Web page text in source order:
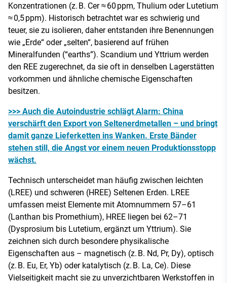
Konzentrationen (z. B. Cer ≈ 60 ppm, Thulium oder Lutetium
≈ 0,5 ppm). Historisch betrachtet war es schwierig und
teuer, sie zu isolieren, daher entstanden ihre Benennungen
wie „Erde“ oder „selten“, basierend auf frühen
Mineralfunden (“earths”). Scandium und Yttrium werden
den REE zugerechnet, da sie oft in denselben Lagerstätten
vorkommen und ähnliche chemische Eigenschaften
besitzen.
>>> Auch die Autoindustrie schlägt Alarm: China
verschärft den Export von Seltenerdmetallen – und bringt
damit ganze Lieferketten ins Wanken. Erste Bänder
stehen still, die Angst vor einem neuen Produktionsstopp
wächst.
Technisch unterscheidet man häufig zwischen leichten
(LREE) und schweren (HREE) Seltenen Erden. LREE
umfassen meist Elemente mit Atomnummern 57–61
(Lanthan bis Promethium), HREE liegen bei 62–71
(Dysprosium bis Lutetium, ergänzt um Yttrium). Sie
zeichnen sich durch besondere physikalische
Eigenschaften aus – magnetisch (z. B. Nd, Pr, Dy), optisch
(z. B. Eu, Er, Yb) oder katalytisch (z. B. La, Ce). Diese
Vielseitigkeit macht sie zu unverzichtbaren Werkstoffen in